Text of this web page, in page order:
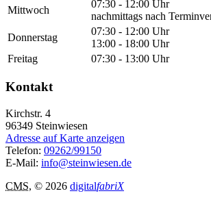
Mittwoch
07:30 - 12:00 Uhr
nachmittags nach
Donnerstag
07:30 - 12:00 Uhr
13:00 - 18:00 Uhr
Freitag
07:30 - 13:00 Uhr
Kontakt
Kirchstr. 4
96349 Steinwiesen
Adresse auf Karte anzeigen
Telefon: 09262/99150
E-Mail: info@steinwiesen.de
CMS, © 2026 digitalfabriX